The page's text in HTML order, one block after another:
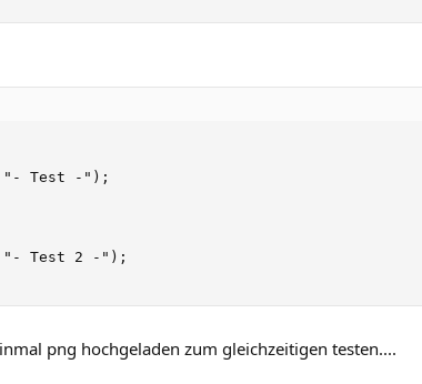
Test -");
Test 2 -");
png hochgeladen zum gleichzeitigen testen....